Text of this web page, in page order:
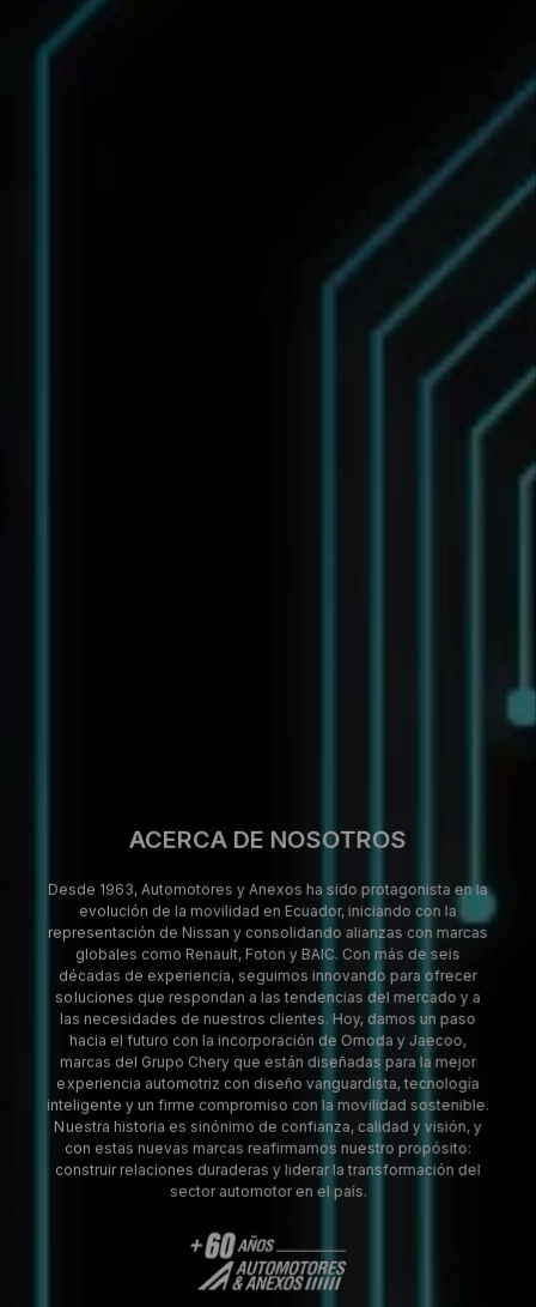
ACERCA DE NOSOTROS
Desde 1963, Automotores y Anexos ha sido protagonista en la
evolución de la movilidad en Ecuador, iniciando con la
representación de Nissan y consolidando alianzas con marcas
globales como Renault, Foton y BAIC. Con más de seis
décadas de experiencia, seguimos innovando para ofrecer
soluciones que respondan a las tendencias del mercado y a
las necesidades de nuestros clientes. Hoy, damos un paso
hacia el futuro con la incorporación de Omoda y Jaecoo,
marcas del Grupo Chery que están diseñadas para la mejor
experiencia automotriz con diseño vanguardista, tecnología
inteligente y un firme compromiso con la movilidad sostenible.
Nuestra historia es sinónimo de confianza, calidad y visión, y
con estas nuevas marcas reafirmamos nuestro propósito:
construir relaciones duraderas y liderar la transformación del
sector automotor en el país.